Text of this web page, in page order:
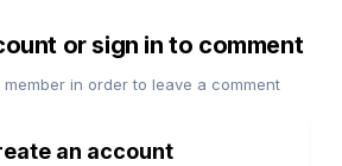
or sign in to comment
in order to leave a comment
an account